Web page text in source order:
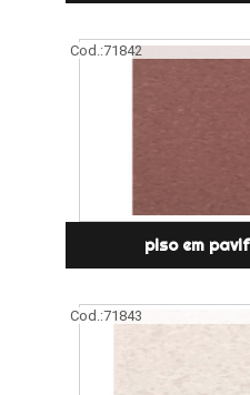
Cod.:71842
piso em
Cod.:71843